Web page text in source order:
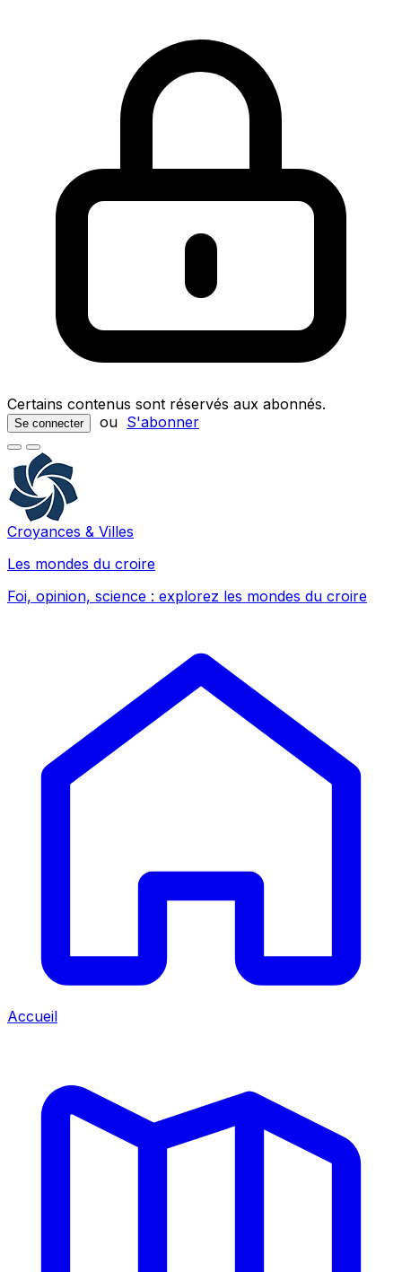
Certains contenus sont réservés aux abonnés.
Se connecter ou S'abonner
Croyances & Villes
Les mondes du croire
Foi, opinion, science : explorez les mondes du croire
Accueil